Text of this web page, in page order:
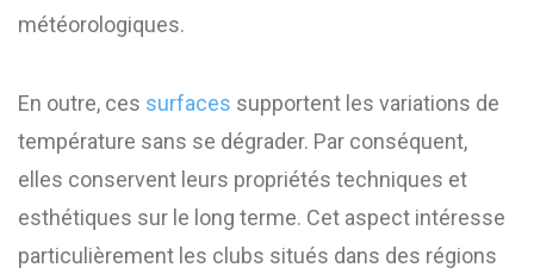
météorologiques.
En outre, ces surfaces supportent les variations de
température sans se dégrader. Par conséquent,
elles conservent leurs propriétés techniques et
esthétiques sur le long terme. Cet aspect intéresse
particulièrement les clubs situés dans des régions